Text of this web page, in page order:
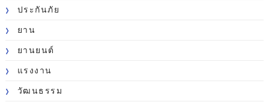
ประกันภัย
ยาน
ยานยนต์
แรงงาน
วัฒนธรรม